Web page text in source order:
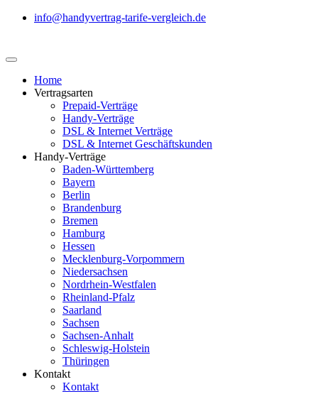
info@handyvertrag-tarife-vergleich.de
Home
Vertragsarten
Prepaid-Verträge
Handy-Verträge
DSL & Internet Verträge
DSL & Internet Geschäftskunden
Handy-Verträge
Baden-Württemberg
Bayern
Berlin
Brandenburg
Bremen
Hamburg
Hessen
Mecklenburg-Vorpommern
Niedersachsen
Nordrhein-Westfalen
Rheinland-Pfalz
Saarland
Sachsen
Sachsen-Anhalt
Schleswig-Holstein
Thüringen
Kontakt
Kontakt